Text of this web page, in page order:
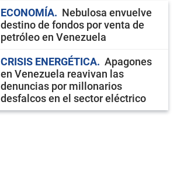
ECONOMÍA
Nebulosa envuelve
destino de fondos por venta de
petróleo en Venezuela
CRISIS ENERGÉTICA
Apagones
en Venezuela reavivan las
denuncias por millonarios
desfalcos en el sector eléctrico